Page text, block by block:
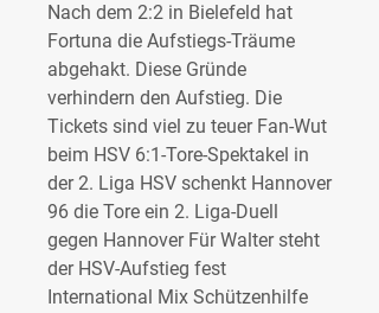
Nach dem 2:2 in Bielefeld hat
Fortuna die Aufstiegs-Träume
abgehakt. Diese Gründe
verhindern den Aufstieg. Die
Tickets sind viel zu teuer Fan-Wut
beim HSV 6:1-Tore-Spektakel in
der 2. Liga HSV schenkt Hannover
96 die Tore ein 2. Liga-Duell
gegen Hannover Für Walter steht
der HSV-Aufstieg fest
International Mix Schützenhilfe